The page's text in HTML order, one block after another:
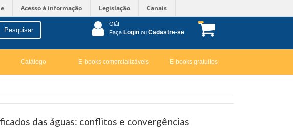
Acesso à informação Legislação Canais
Pesquisar
Olá!
Faça Login ou Cadastre-se
Catálogo E-books comercializáveis E-books gratuitos
das águas: conflitos e convergências